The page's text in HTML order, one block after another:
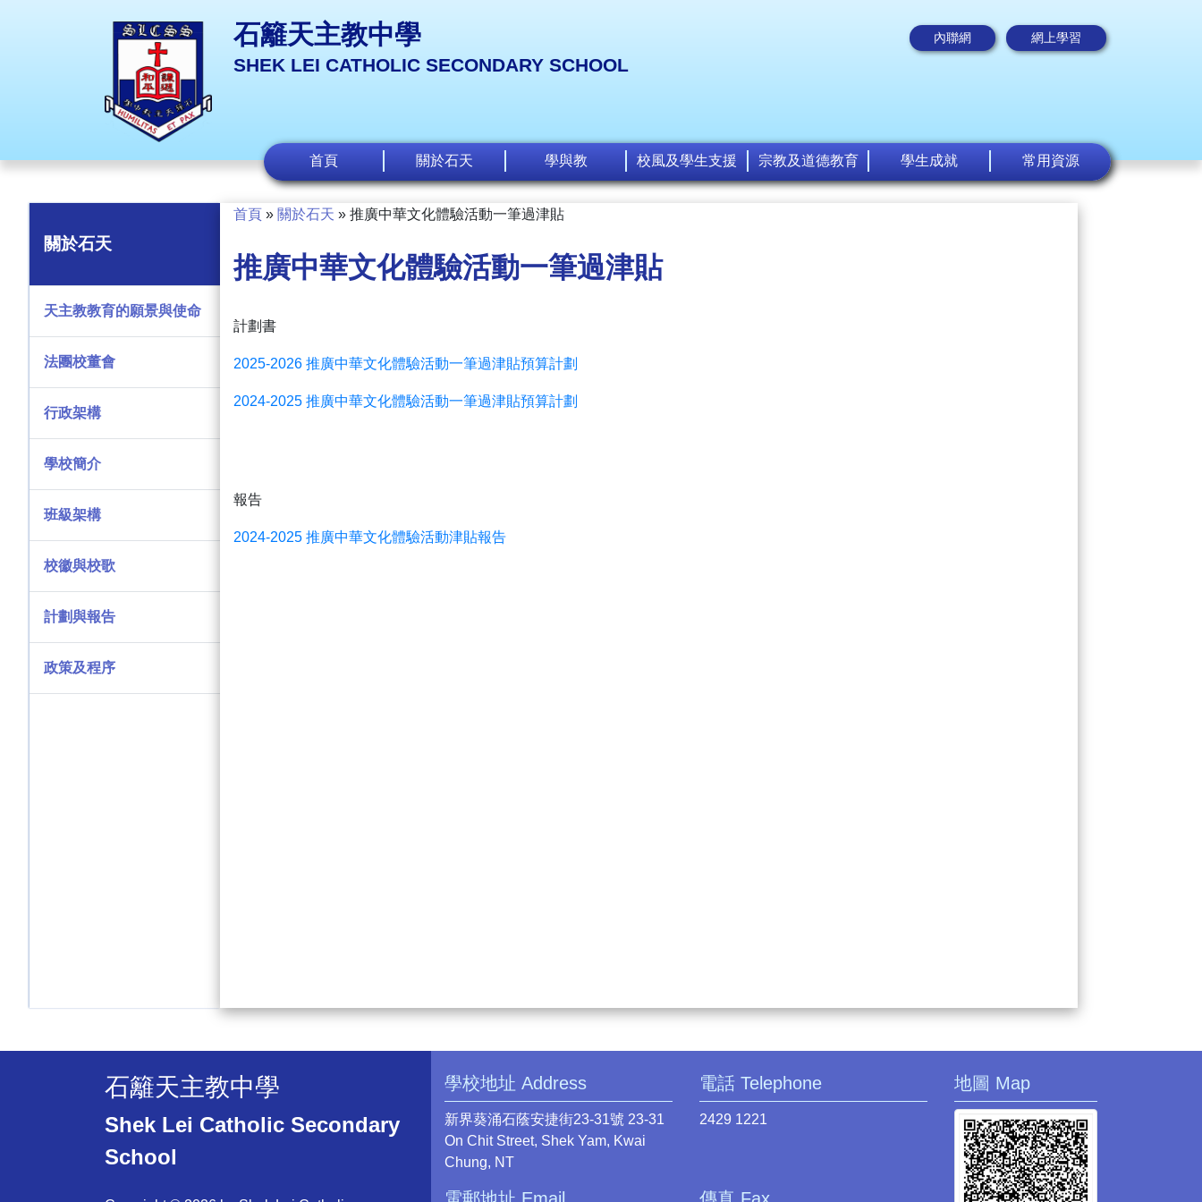
石籬天主教中學
SHEK LEI CATHOLIC SECONDARY SCHOOL
內聯網 網上學習
首頁 關於石天 學與教 校風及學生支援 宗教及道德教育 學生成就 常用資源
關於石天
天主教教育的願景與使命
法團校董會
行政架構
學校簡介
班級架構
校徽與校歌
計劃與報告
政策及程序
首頁 » 關於石天 » 推廣中華文化體驗活動一筆過津貼
推廣中華文化體驗活動一筆過津貼
計劃書
2025-2026 推廣中華文化體驗活動一筆過津貼預算計劃
2024-2025 推廣中華文化體驗活動一筆過津貼預算計劃
報告
2024-2025 推廣中華文化體驗活動津貼報告
石籬天主教中學
Shek Lei Catholic Secondary
School
學校地址 Address
新界葵涌石蔭安捷街23-31號 23-31
On Chit Street, Shek Yam, Kwai
Chung, NT
電話 Telephone
2429 1221
地圖 Map